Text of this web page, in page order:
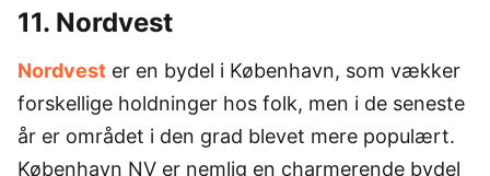
11. Nordvest
Nordvest er en bydel i København, som vækker
forskellige holdninger hos folk, men i de seneste
år er området i den grad blevet mere populært.
København NV er nemlig en charmerende bydel